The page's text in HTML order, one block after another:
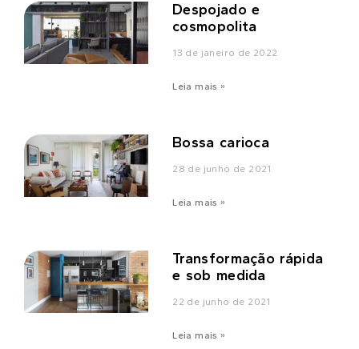
Despojado e
cosmopolita
13 de janeiro de 2022
Leia mais »
Bossa carioca
28 de junho de 2021
Leia mais »
Transformação rápida
e sob medida
22 de junho de 2021
Leia mais »